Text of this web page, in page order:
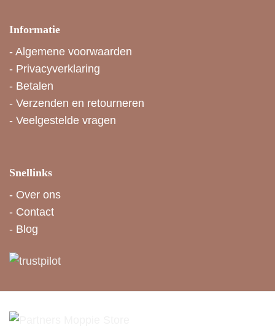
Informatie
- Algemene voorwaarden
- Privacyverklaring
- Betalen
- Verzenden en retourneren
- Veelgestelde vragen
Snellinks
- Over ons
- Contact
- Blog